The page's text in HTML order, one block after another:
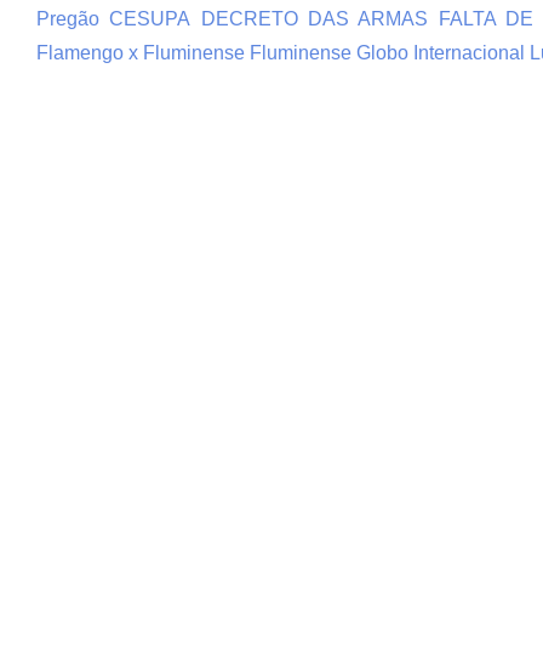
Pregão CESUPA DECRETO DAS ARMAS
FALTA DE
Flamengo x Fluminense Fluminense Globo Internacional